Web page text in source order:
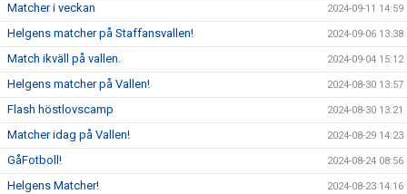
Matcher i veckan 2024-09-11 14:59
Helgens matcher på Staffansvallen! 2024-09-06 13:38
Match ikväll på vallen. 2024-09-04 15:12
Helgens matcher på Vallen! 2024-08-30 13:57
Flash höstlovscamp 2024-08-30 13:21
Matcher idag på Vallen! 2024-08-29 14:23
GåFotboll! 2024-08-24 08:56
Helgens Matcher! 2024-08-23 14:16